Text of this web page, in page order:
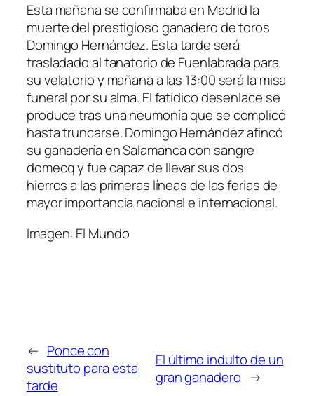
Esta mañana se confirmaba en Madrid la
muerte del prestigioso ganadero de toros
Domingo Hernández. Esta tarde será
trasladado al tanatorio de Fuenlabrada para
su velatorio y mañana a las 13:00 será la misa
funeral por su alma. El fatídico desenlace se
produce tras una neumonía que se complicó
hasta truncarse. Domingo Hernández afincó
su ganadería en Salamanca con sangre
domecq y fue capaz de llevar sus dos
hierros a las primeras líneas de las ferias de
mayor importancia nacional e internacional.
Imagen: El Mundo
← Ponce con
sustituto para esta
tarde
El último indulto de un
gran ganadero →